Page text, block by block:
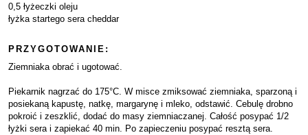
0,5 łyżeczki oleju
łyżka startego sera cheddar
PRZYGOTOWANIE:
Ziemniaka obrać i ugotować.
Piekarnik nagrzać do 175°C. W misce zmiksować ziemniaka, sparzoną i
posiekaną kapustę, natkę, margarynę i mleko, odstawić. Cebulę drobno
pokroić i zeszklić, dodać do masy ziemniaczanej. Całość posypać 1/2
łyżki sera i zapiekać 40 min. Po zapieczeniu posypać resztą sera.